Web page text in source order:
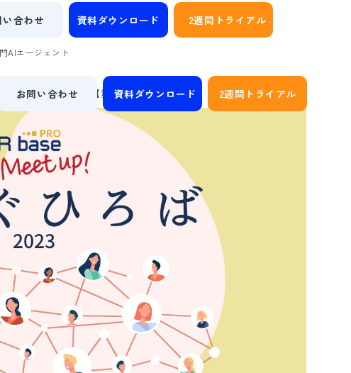
AIエージェント
お問い合わせ 資料ダウンロード 2週間トライアル
い合わせ 資料ダウンロード 2週間トライアル
PROユーザー会【第11回】つなぐひろば